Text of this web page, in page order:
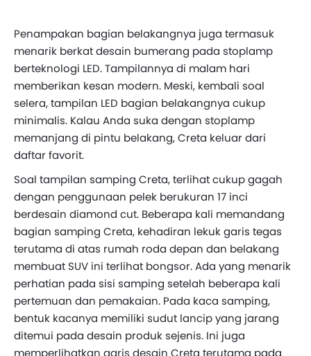
Penampakan bagian belakangnya juga termasuk
menarik berkat desain bumerang pada stoplamp
berteknologi LED. Tampilannya di malam hari
memberikan kesan modern. Meski, kembali soal
selera, tampilan LED bagian belakangnya cukup
minimalis. Kalau Anda suka dengan stoplamp
memanjang di pintu belakang, Creta keluar dari
daftar favorit.
Soal tampilan samping Creta, terlihat cukup gagah
dengan penggunaan pelek berukuran 17 inci
berdesain diamond cut. Beberapa kali memandang
bagian samping Creta, kehadiran lekuk garis tegas
terutama di atas rumah roda depan dan belakang
membuat SUV ini terlihat bongsor. Ada yang menarik
perhatian pada sisi samping setelah beberapa kali
pertemuan dan pemakaian. Pada kaca samping,
bentuk kacanya memiliki sudut lancip yang jarang
ditemui pada desain produk sejenis. Ini juga
memperlihatkan garis desain Creta terutama pada